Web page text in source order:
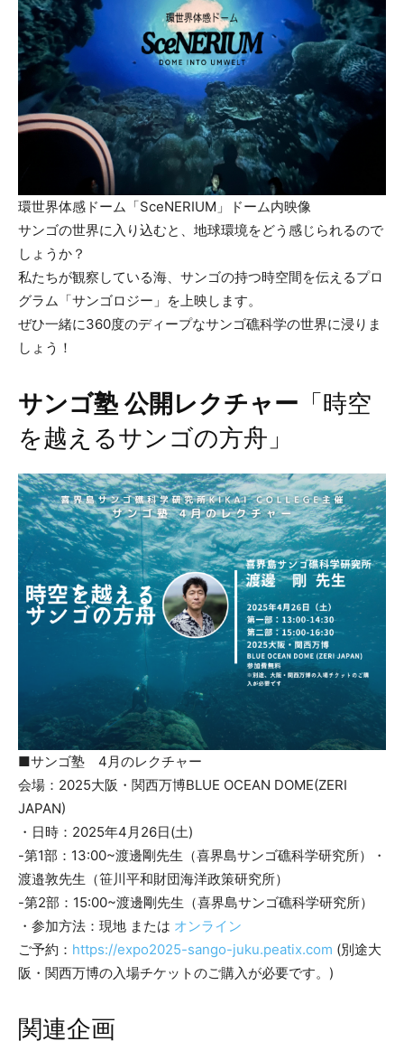
環世界体感ドーム「SceNERIUM」ドーム内映像
サンゴの世界に入り込むと、地球環境をどう感じられるので
しょうか？
私たちが観察している海、サンゴの持つ時空間を伝えるプロ
グラム「サンゴロジー」を上映します。
ぜひ一緒に360度のディープなサンゴ礁科学の世界に浸りま
しょう！
サンゴ塾 公開レクチャー 「時空
を越えるサンゴの方舟」
■サンゴ塾 4月のレクチャー
会場：2025大阪・関西万博BLUE OCEAN DOME(ZERI
JAPAN)
・日時：2025年4月26日(土)
-第1部：13:00~渡邊剛先生（喜界島サンゴ礁科学研究所）・
渡邉敦先生（笹川平和財団海洋政策研究所）
-第2部：15:00~渡邊剛先生（喜界島サンゴ礁科学研究所）
・参加方法：現地 または オンライン
ご予約： https://expo2025-sango-juku.peatix.com (別途大
阪・関西万博の入場チケットのご購入が必要です。)
関連企画